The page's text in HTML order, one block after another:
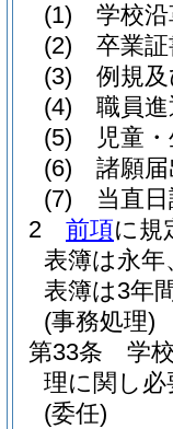
(1)
学校
(2)
卒業
(3)
例規
(4)
職員
(5)
児童
(6)
諸願
(7)
当直
2
前項に規
表簿は永年
表簿は3年
(事務処理)
第33条
学
理に関し
(委任)